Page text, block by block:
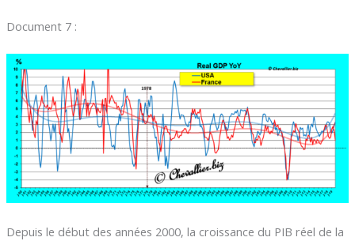
Document 7 :
Depuis le début des années 2000, la croissance du PIB réel de la